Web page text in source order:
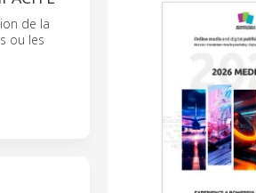
de la
ou les